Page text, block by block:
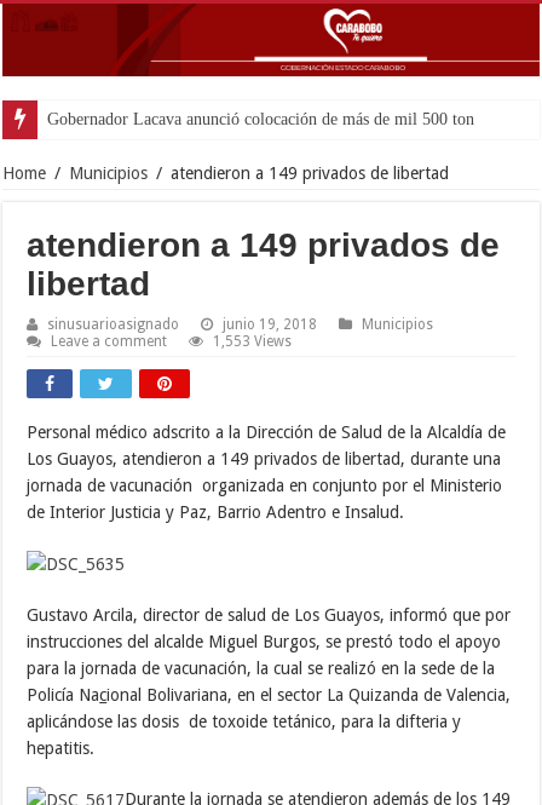
Home / Municipios / atendieron a 149 privados de libertad
atendieron a 149 privados de
libertad
sinusuarioasignado junio 19, 2018
Municipios
Leave a comment
1,553 Views
Personal médico adscrito a la Dirección de Salud de la Alcaldía de
Los Guayos, atendieron a 149 privados de libertad, durante una
jornada de vacunación organizada en conjunto por el Ministerio
de Interior Justicia y Paz, Barrio Adentro e Insalud.
Gustavo Arcila, director de salud de Los Guayos, informó que por
instrucciones del alcalde Miguel Burgos, se prestó todo el apoyo
para la jornada de vacunación, la cual se realizó en la sede de la
Policía Nacional Bolivariana, en el sector La Quizanda de Valencia,
aplicándose las dosis de toxoide tetánico, para la difteria y
hepatitis.
Durante la jornada se atendieron además de los 149